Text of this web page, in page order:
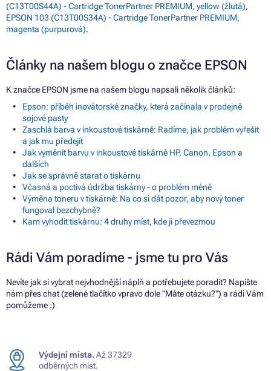
(C13T00S44A) - Cartridge TonerPartner PREMIUM, yellow (žlutá),
EPSON 103 (C13T00S34A) - Cartridge TonerPartner PREMIUM,
magenta (purpurová).
Články na našem blogu o značce EPSON
K značce EPSON jsme na našem blogu napsali několik článků:
Epson: příběh inovátorské značky, která začínala v prodejně
sojové pasty
Zaschlá barva v inkoustové tiskárně: Radíme, jak problém vyřešit
a jak mu předejít
Jak vyměnit barvu v inkoustové tiskárně HP, Canon, Epson a
dalších
Jak se správně starat o tiskárnu
Včasná a poctivá údržba tiskárny - o problém méně
Výměna toneru v tiskárně: Na co si dát pozor, aby nový toner
fungoval bezchybně?
Kam vyhodit tiskárnu: 4 druhy míst, kde ji převezmou
Rádi Vám poradíme - jsme tu pro Vás
Nevíte jak si vybrat nejvhodnější náplň a potřebujete poradit? Napište
nám přes chat (zelené tlačítko vpravo dole "Máte otázku?") a rádi Vám
pomůžeme :)
Výdejní místa.Až 37329
odběrných míst.